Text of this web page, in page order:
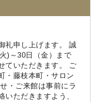
礼申し上げます。 誠
)～30日（金）まで
ていただきます。 ご
・藤枝本町・サロン
・ご来館は事前にラ
いただきますよう、